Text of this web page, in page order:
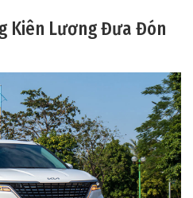
Kiên Lương Đưa Đón